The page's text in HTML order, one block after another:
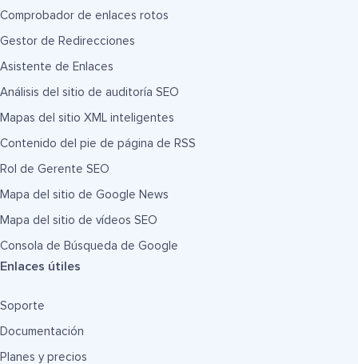
Comprobador de enlaces rotos
Gestor de Redirecciones
Asistente de Enlaces
Análisis del sitio de auditoría SEO
Mapas del sitio XML inteligentes
Contenido del pie de página de RSS
Rol de Gerente SEO
Mapa del sitio de Google News
Mapa del sitio de vídeos SEO
Consola de Búsqueda de Google
Enlaces útiles
Soporte
Documentación
Planes y precios